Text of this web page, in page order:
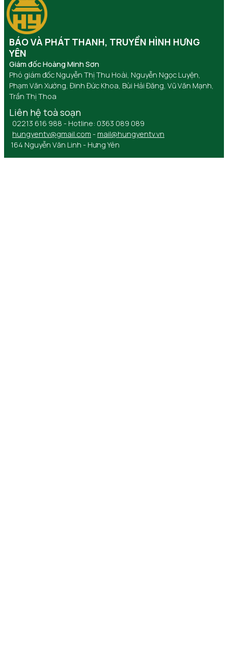
BÁO VÀ PHÁT THANH, TRUYỀN HÌNH HƯNG
YÊN
Giám đốc Hoàng Minh Sơn
Phó giám đốc Nguyễn Thị Thu Hoài, Nguyễn Ngọc Luyện,
Phạm Văn Xướng, Đinh Đức Khoa, Bùi Hải Đăng, Vũ Văn Mạnh,
Trần Thị Thoa
Liên hệ toà soạn
02213 616 988 - Hotline: 0363 089 089
hungyentv@gmail.com - mail@hungyentv.vn
164 Nguyễn Văn Linh - Hưng Yên